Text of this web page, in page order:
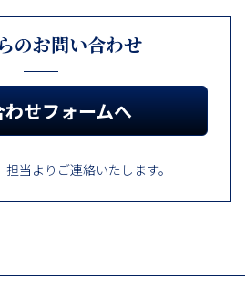
のお問い合わせ
せフォームへ
担当よりご連絡いたします。